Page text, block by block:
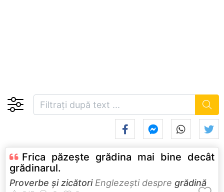
Frica păzeşte grădina mai bine decât
grădinarul.
Proverbe și zicătoriEnglezeşti despre grădină